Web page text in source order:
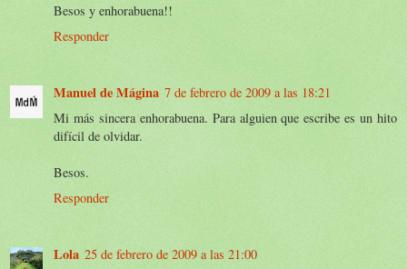
Besos y enhorabuena!!
Responder
Manuel de Mágina 7 de febrero de 2009 a las 18:21
Mi más sincera enhorabuena. Para alguien que escribe es un hito
difícil de olvidar.
Besos.
Responder
Lola 25 de febrero de 2009 a las 21:00